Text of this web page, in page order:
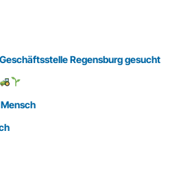
Regensburg gesucht